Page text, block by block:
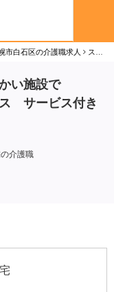
市白石区の介護職求人 スタッフも一緒に笑顔になれる温かい施設です！！！！株式会社アイズサービス サービス付き高齢者向け住宅レーヴの介護職（正社員）求人
い施設で
サービス付き
介護職